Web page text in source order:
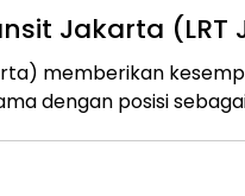
Jakarta
memberikan
dengan posisi